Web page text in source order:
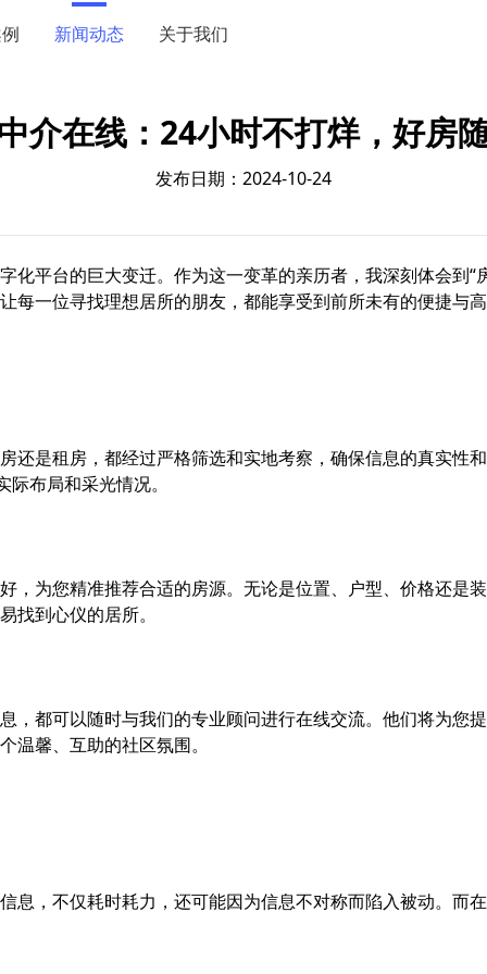
新闻动态 关于我们
介在线：24小时不打烊，好房
发布日期：2024-10-24
平台的巨大变迁。作为这一变革的亲历者，我深刻体会到
每一位寻找理想居所的朋友，都能享受到前所未有的便捷与
还是租房，都经过严格筛选和实地考察，确保信息的真实性
布局和采光情况。
，为您精准推荐合适的房源。无论是位置、户型、价格还是
找到心仪的居所。
，都可以随时与我们的专业顾问进行在线交流。他们将为您
温馨、互助的社区氛围。
息，不仅耗时耗力，还可能因为信息不对称而陷入被动。而